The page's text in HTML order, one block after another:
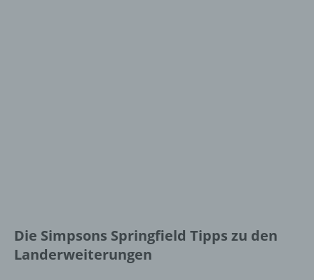
Die Simpsons Springfield Tipps zu den
Landerweiterungen